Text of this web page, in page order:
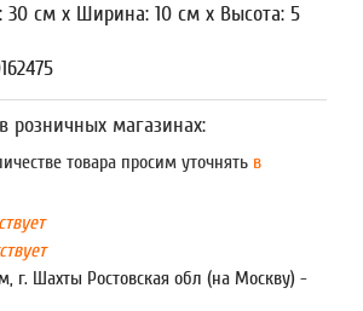
30 см x Ширина: 10 см x Высота: 5
розничных магазинах:
товара просим уточнять в
г. Шахты Ростовская обл (на Москву) -